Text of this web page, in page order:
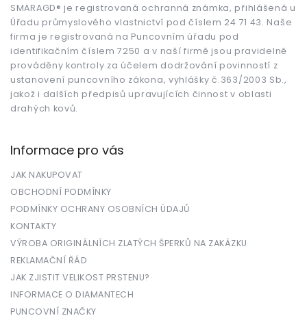
SMARAGD® je registrovaná ochranná známka, přihlášená u
Úřadu průmyslového vlastnictví pod číslem 24 71 43. Naše
firma je registrovaná na Puncovním úřadu pod
identifikačním číslem 7250 a v naší firmě jsou pravidelně
prováděny kontroly za účelem dodržování povinností z
ustanovení puncovního zákona, vyhlášky č.363/2003 Sb.,
jakož i dalších předpisů upravujících činnost v oblasti
drahých kovů.
Informace pro vás
JAK NAKUPOVAT
OBCHODNÍ PODMÍNKY
PODMÍNKY OCHRANY OSOBNÍCH ÚDAJŮ
KONTAKTY
VÝROBA ORIGINÁLNÍCH ZLATÝCH ŠPERKŮ NA ZAKÁZKU
REKLAMAČNÍ ŘÁD
JAK ZJISTIT VELIKOST PRSTENU?
INFORMACE O DIAMANTECH
PUNCOVNÍ ZNAČKY